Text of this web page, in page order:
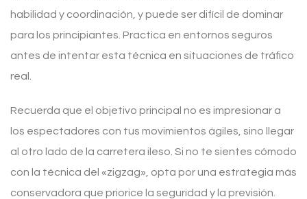
habilidad y coordinación, y puede ser difícil de dominar
para los principiantes. Practica en entornos seguros
antes de intentar esta técnica en situaciones de tráfico
real.
Recuerda que el objetivo principal no es impresionar a
los espectadores con tus movimientos ágiles, sino llegar
al otro lado de la carretera ileso. Si no te sientes cómodo
con la técnica del «zigzag», opta por una estrategia más
conservadora que priorice la seguridad y la previsión.